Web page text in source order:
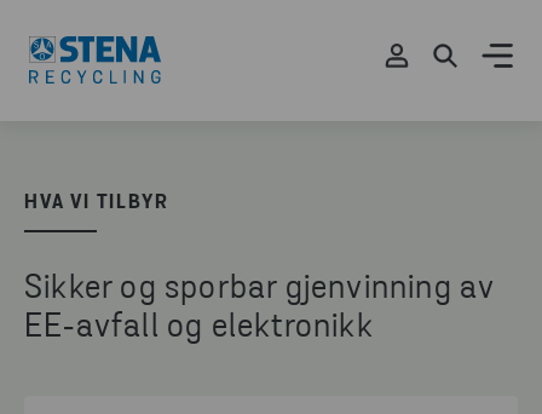
HVA VI TILBYR
Sikker og sporbar gjenvinning av
EE‑avfall og elektronikk